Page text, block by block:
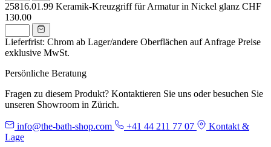
25816.01.99 Keramik-Kreuzgriff für Armatur in Nickel glanz CHF
130.00
Lieferfrist: Chrom ab Lager/andere Oberflächen auf Anfrage Preise
exklusive MwSt.
Persönliche Beratung
Fragen zu diesem Produkt? Kontaktieren Sie uns oder besuchen Sie
unseren Showroom in Zürich.
info@the-bath-shop.com +41 44 211 77 07
Kontakt &
Lage